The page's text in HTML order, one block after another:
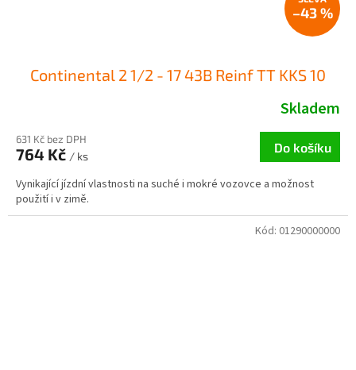
–43 %
Continental 2 1/2 - 17 43B Reinf TT KKS 10
Skladem
631 Kč bez DPH
764 Kč / ks
Do košíku
Vynikající jízdní vlastnosti na suché i mokré vozovce a možnost
použití i v zimě.
Kód: 01290000000